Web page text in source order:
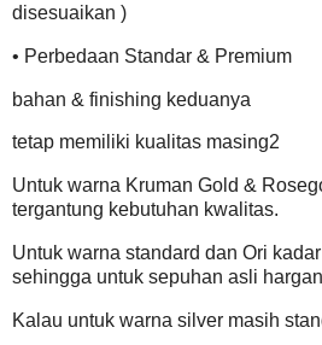
disesuaikan )
• Perbedaan Standar & Premium
bahan & finishing keduanya
tetap memiliki kualitas masing2
Untuk warna Kruman Gold &
tergantung kebutuhan kwalitas.
Untuk warna standard dan Ori
sehingga untuk sepuhan asli
Kalau untuk warna silver masih